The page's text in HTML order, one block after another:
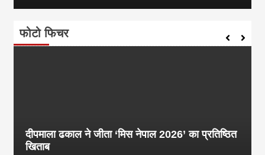
फोटो फिचर
दीपमाला ढकाल ने जीता ‘मिस नेपाल 2026’ का प्रतिष्ठित
खिताब